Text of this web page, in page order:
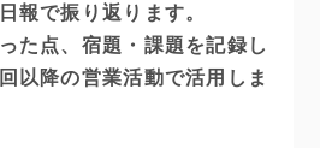
報で振り返ります。
た点、宿題・課題を記録し
以降の営業活動で活用しま